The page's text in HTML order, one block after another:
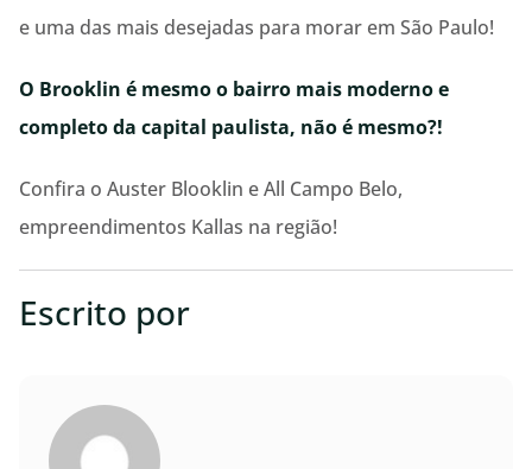
e uma das mais desejadas para morar em São Paulo!
O Brooklin é mesmo o bairro mais moderno e
completo da capital paulista, não é mesmo?!
Confira o Auster Blooklin e All Campo Belo,
empreendimentos Kallas na região!
Escrito por